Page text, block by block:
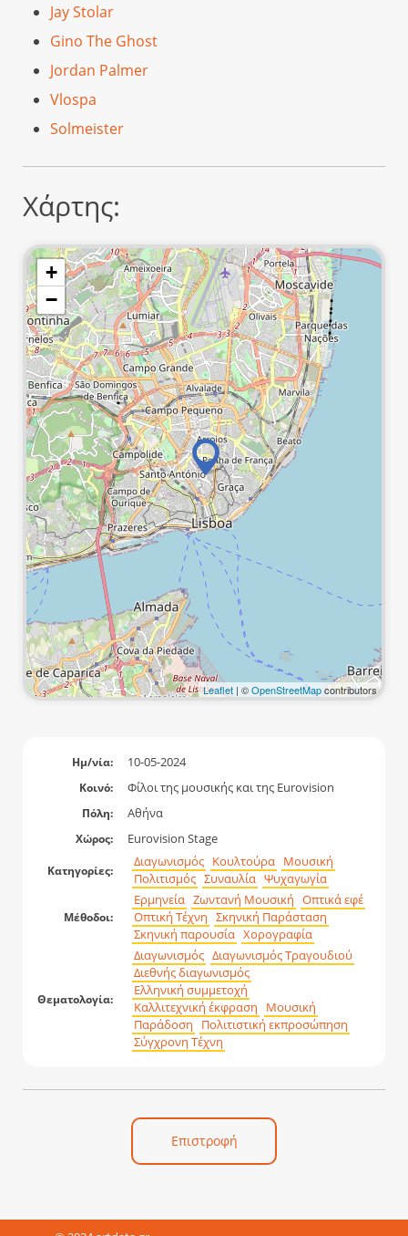
Jay Stolar
Gino The Ghost
Jordan Palmer
Vlospa
Solmeister
Χάρτης:
+
−
Leaflet | ©OpenStreetMapcontributors
Ημ/νία: 10-05-2024
Κοινό: Φίλοι της μουσικής και της Eurovision
Πόλη: Αθήνα
Χώρος: Eurovision Stage
Κατηγορίες:
Διαγωνισμός Κουλτούρα Μουσική
Πολιτισμός Συναυλία Ψυχαγωγία
Μέθοδοι:
Ερμηνεία Ζωντανή Μουσική Οπτικά εφέ
Οπτική Τέχνη Σκηνική Παράσταση
Σκηνική παρουσία Χορογραφία
Θεματολογία:
Διαγωνισμός Διαγωνισμός Τραγουδιού
Διεθνής διαγωνισμός
Ελληνική συμμετοχή
Καλλιτεχνική έκφραση
Μουσική
Παράδοση
Πολιτιστική εκπροσώπηση
Σύγχρονη Τέχνη
Επιστροφή